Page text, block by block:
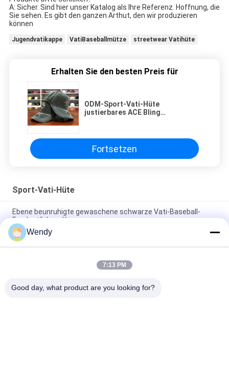
A: Sicher. Sind hier unser Katalog als Ihre Referenz. Hoffnung, die
Sie sehen. Es gibt den ganzen Arthut, den wir produzieren
können
Jugendvatikappe VatiBaseballmütze streetwear Vatihüte
Erhalten Sie den besten Preis für
ODM-Sport-Vati-Hüte
justierbares ACE Bling
Fortsetzen
Sport-Vati-Hüte
Ebene beunruhigte gewaschene schwarze Vati-Baseball-
Fernlastfahrer-Kappe
56cm unstrukturierte Vati-Baseballmütze-Stickerei Logo
Customized
Freier Raum trägt Vati-Hüte mit Sonntags-Metallschnallen-
Wendy
7:13 PM
Good day, what product are you looking for?